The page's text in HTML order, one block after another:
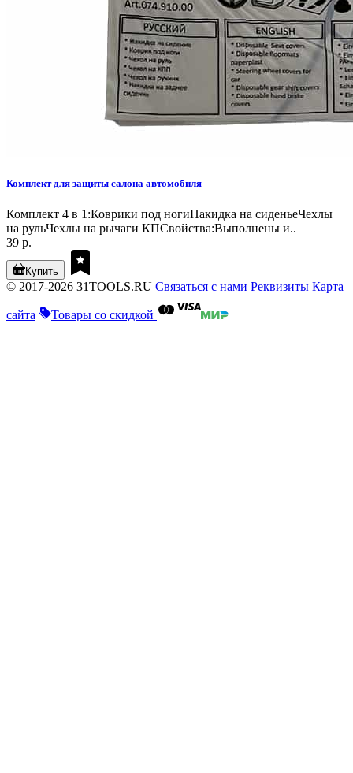
Комплект для защиты салона автомобиля
Комплект 4 в 1:Коврики под ногиНакидка на сиденьеЧехлы
на рульЧехлы на рычаги КПСвойства:Выполнены и..
39 р.
Купить
© 2017-2026 31TOOLS.RU Связаться с нами Реквизиты Карта
сайта Товары со скидкой